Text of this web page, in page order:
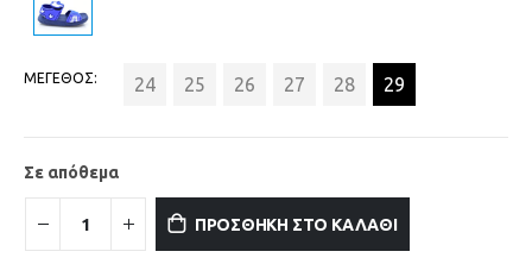
ΜΕΓΕΘΟΣ 24 25 26 27 28 29
Σε απόθεμα
ΠΡΟΣΘΗΚΗ ΣΤΟ ΚΑΛΑΘΙ